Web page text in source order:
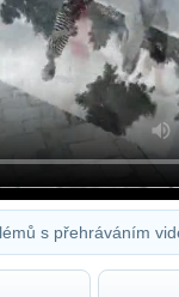
s přehráváním